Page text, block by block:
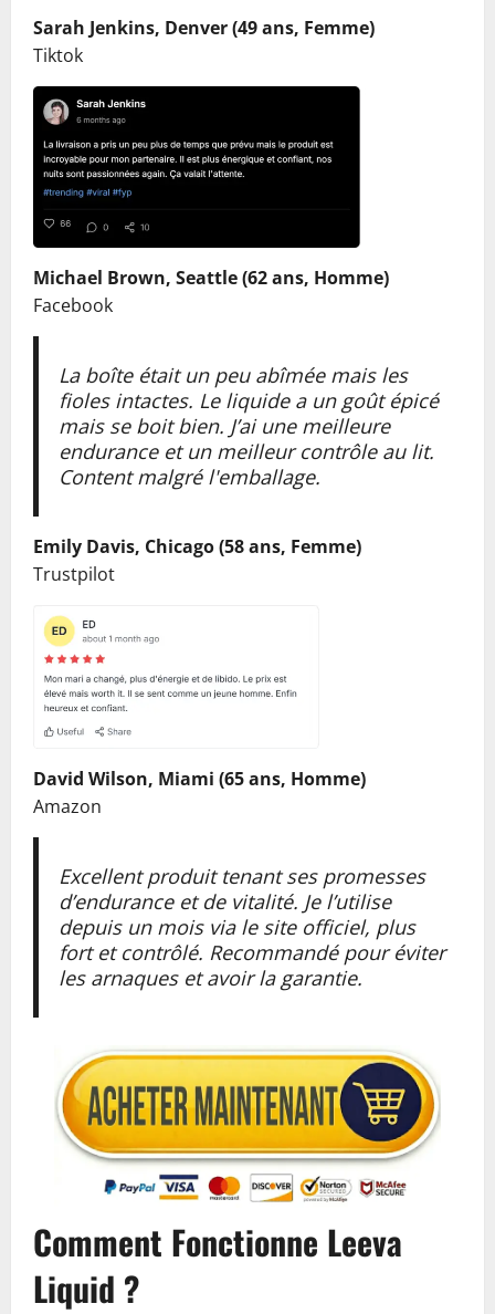
Sarah Jenkins, Denver (49 ans, Femme)
Tiktok
Michael Brown, Seattle (62 ans, Homme)
Facebook
La boîte était un peu abîmée mais les
fioles intactes. Le liquide a un goût épicé
mais se boit bien. J’ai une meilleure
endurance et un meilleur contrôle au lit.
Content malgré l'emballage.
Emily Davis, Chicago (58 ans, Femme)
Trustpilot
David Wilson, Miami (65 ans, Homme)
Amazon
Excellent produit tenant ses promesses
d’endurance et de vitalité. Je l’utilise
depuis un mois via le site officiel, plus
fort et contrôlé. Recommandé pour éviter
les arnaques et avoir la garantie.
Comment Fonctionne Leeva
Liquid ?